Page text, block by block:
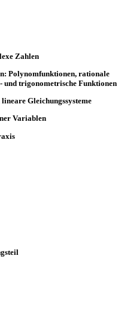
Zahlen
Polynomfunktionen, rationale
trigonometrische Funktionen
Gleichungssysteme
Variablen